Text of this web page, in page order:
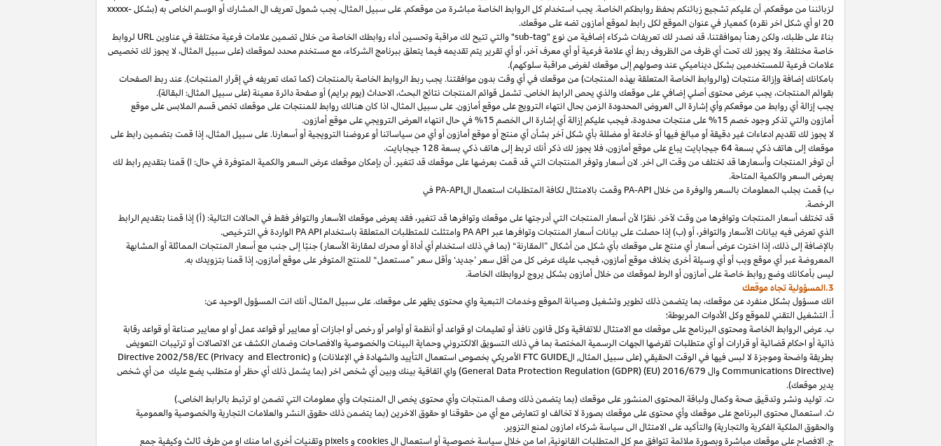
لزبائننا من موقعكم. أن عليكم تشجيع زبائنكم بحفظ روابطكم الخاصة. يجب استخدام كل الروابط الخاصة مباشرة من موقعكم. على سبيل المثال، يجب شمول تعريف ال المشارك أو الوسم الخاص به (بشكلxxxxx-
20 او أي شكل اخر نقره) كمعيار في عنوان الموقع لكل رابط لموقع أمازون تضه على موقعك.
بناءً على طلبك، ولكن رهناً بموافقتنا، قد نصدر لك تعريفات شركاء إضافية من نوع "sub-tag" والتي تتيح لك مراقبة وتحسين أداء روابطك الخاصة من خلال تضمين علامات فرعية مختلفة في عناوينURL لروابط
خاصة مختلفة. ولا يجوز لك تحت أي ظرف من الظروف ربط أي علامة فرعية أو أي معرف آخر، أو أي تقرير يتم تقديمه فيما يتعلق ببرنامج الشركاء، مع مستخدم محدد لموقعك (على سبيل المثال، لا يجوز لك تخصيص
علامات فرعية للمستخدمين بشكل ديناميكي عند وصولهم إلى موقعك لغرض مراقبة سلوكهم).
بامكانك إضافة وإزالة منتجات (والروابط الخاصة المتعلقة بهذه المنتجات) من موقعك في أي وقت بدون موافقتنا. يجب ربط الروابط الخاصة بالمنتجات (كما تمك تعريفه في إقرار المنتجات). عند ربط الصفحات
بقوائم المنتجات، يجب عرض محتوىأصلي إضافي على موقعك والذي يحص الرابط الخاص. تشمل قوائم المنتجات نتائج البحث، الاحداث (يوم برايم) أو صفحة دائرة معينة (على سبيل المثال: البقالة).
يجب إزالة أي روابط من موقعكم وأي إشارة الى العروض المحدودة الزمن بحال انتهاء الترويج على موقع أمازون. على سبيل المثال، اذا كان هنالك روابط للمنتجات على موقعك تخص قسم الملابس على موقع
أمازون والتي تذكر وجود خصم 15% على منتجات محدودة،فيجب عليكم إزالة أي إشارة الى الخصم 15% في حال انتهاء العرض الترويجي على موقع أمازون.
لا يجوز لك تقديم ادعاءاتغيردقيقةأو مبالغفيهاأوخادعةأو مضللة بأيشكلآخر بشأنأي منتجأو موقعأمازونأوأي منسياساتناأوعروضنا الترويجيةأوأسعارنا.علىسبيل المثال،إذا قمت بتضمينرابطعلى
موقعكإلىهاتفذكي بسعة جيجابايت يباععلى موقعأمازون،فلا يجوز لكذكرأنك تربطإلىهاتفذكي بسعة جيجابايت.
أن توفر المنتجات وأسعارها قد تختلف من وقت الى اخر. لان أسعار وتوفر المنتجات التي قد قمت بعرضها على موقعك قد تتغير. أن بإمكان موقعك عرض السعر والكمية المتوفرة في حال: ا) قمنا بتقديم رابط لك
يعرض السعر والكمية المتاحة.
ب) قمت بجلب المعلومات بالسعر والوفرة من خلال PA-API وقمت بالامتثال لكافة المتطلبات استعمال ال PA-API
في
الرخصة.
قد تختلف أسعار المنتجات وتوافرها من وقت لآخر. نظرًا لأن أسعار المنتجات التي أدرجتها على موقعك وتوافرها قد تتغير، فقد يعرض موقعك الأسعار والتوافر فقط في الحالات التالية: (أ) إذا قمنا بتقديم الرابط
الذي تعرض فيه بيانات الأسعار والتوافر، أو (ب) إذا حصلت على بيانات أسعار المنتجات وتوافرها عبر
وامتثلت للمتطلبات المتعلقة باستخدام الواردة في الترخيص.
بالإضافة إلىذلك، إذا اخترتعرضأسعار أي منتجعلى موقعك بأيشكل منأشكال ”المقارنة“
(بمافيذلك استخدامأيأداةأو محرك لمقارنة الأسعار)جنبًا إلىجنب معأسعار المنتجات المماثلةأو المشابهة
المعروضةعبر أي موقعويبأوأيوسيلةأخرى بخلاف موقعأمازون،فيجبعليكعرض كل منأقلسعر ’جديد‘ وأقلسعر ”مستعمل“ للمنتج المتوفر على موقعأمازون، إذا قمنا بتزويدك به.
ليس بأمكانكوضع روابط خاصة على أمازون أو الرط لموقعك من خلال أمازون بشكل يروج لروابطك الخاصة.
3.المسؤولية تجاه موقعك
انك مسؤول بشكل منفرد عن موقعك، بما يتضمن ذلك تطويروتشغيلوصيانة الموقع وخدمات التبعية واي محتوى يظهر على موقعك. على سبيل المثال،أنك انت المسؤول الوحيد عن:
أ. التشغيل التقني للموقع وكل الأدوات المربوطة؛
ب. عرض الروابط الخاصة ومحتوى البرنامج على موقعك مع الامتثال للاتفاقية وكل قانون نافذ أو تعليمات او قواعد أو أنظمة أو أوامر أو رخص أو اجازات أو معايير أو قواعد عمل أو او معايير صناعة أو قواعد رقابة
ذاتية أو احكام قضائية أو قرارات أو أي متطلبات تفرضها الجهات الرسمية المختصة بما في ذلك التسويق الالكتروني وحماية البينات والخصوصيةوالافصاحاتوضمان الكشف عن الاتصالات أو ترتيبات التعويض
بطريقة واضحة وموجزة لا لبس فيها في الوقت الحقيقي(على سبيل المثال, الFTC GUIDE الأمريكي بخصوص استعمال التأييد والشهادة في الإعلانات) و (Directive 2002/58/EC (Privacy and Electronic
Communications Directive) وال General Data Protection Regulation (GDPR) (EU) 2016/679) واي اتفاقية بينك وبين أي شخص اخر (بما يشمل ذلك أي حظر أو متطلب يضع عليك من أي شخص
يدير موقعك).
ت. توليد ونشر وتدقيق صحة وكمال ولباقة المحتوى المنشور على موقعك (بما يتضمن ذلك وصف المنتجات وأي محتوى يخص ال المنتجات وأي معلومات التي تضمن او ترتبط بالرابط الخاص.)
ث. استعمال محتوى البرنامج على موقعك وأي محتوى على موقعك بصورة لا تخالف او تتعارض مع أي من حقوقنا او حقوق الاخرين (بما يتضمن ذلك حقوق النشر والعلامات التجارية والخصوصية والعمومية
والحقوق الملكية الفكرية والتجارية) والتأكيد على الامتثال الى سياسة شركاء امازون لمنع التزوير.
ج. الافصاح على موقعك مباشرة وبصورة ملائمة تتوافق مع كل المتطلبات القانونية, اما من خلال سياسة خصوصية أو استعمال الcookiesوpixels وتقنيات أخرى اما منك او من طرف ثالث وكيفية جمع